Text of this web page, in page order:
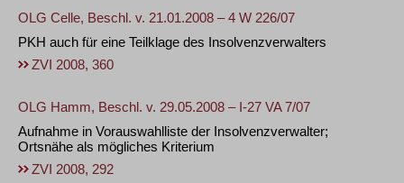
OLG Celle, Beschl. v. 21.01.2008 – 4 W 226/07
PKH auch für eine Teilklage des Insolvenzverwalters
ZVI 2008, 360
OLG Hamm, Beschl. v. 29.05.2008 – I-27 VA 7/07
Aufnahme in Vorauswahlliste der Insolvenzverwalter;
Ortsnähe als mögliches Kriterium
ZVI 2008, 292